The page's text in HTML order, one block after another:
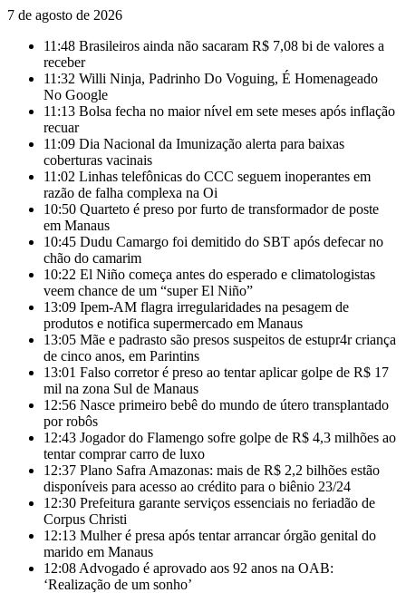
7 de agosto de 2026
11:48 Brasileiros ainda não sacaram R$ 7,08 bi de valores a
receber
11:32 Willi Ninja, Padrinho Do Voguing, É Homenageado
No Google
11:13 Bolsa fecha no maior nível em sete meses após inflação
recuar
11:09 Dia Nacional da Imunização alerta para baixas
coberturas vacinais
11:02 Linhas telefônicas do CCC seguem inoperantes em
razão de falha complexa na Oi
10:50 Quarteto é preso por furto de transformador de poste
em Manaus
10:45 Dudu Camargo foi demitido do SBT após defecar no
chão do camarim
10:22 El Niño começa antes do esperado e climatologistas
veem chance de um “super El Niño”
13:09 Ipem-AM flagra irregularidades na pesagem de
produtos e notifica supermercado em Manaus
13:05 Mãe e padrasto são presos suspeitos de estupr4r criança
de cinco anos, em Parintins
13:01 Falso corretor é preso ao tentar aplicar golpe de R$ 17
mil na zona Sul de Manaus
12:56 Nasce primeiro bebê do mundo de útero transplantado
por robôs
12:43 Jogador do Flamengo sofre golpe de R$ 4,3 milhões ao
tentar comprar carro de luxo
12:37 Plano Safra Amazonas: mais de R$ 2,2 bilhões estão
disponíveis para acesso ao crédito para o biênio 23/24
12:30 Prefeitura garante serviços essenciais no feriadão de
Corpus Christi
12:13 Mulher é presa após tentar arrancar órgão genital do
marido em Manaus
12:08 Advogado é aprovado aos 92 anos na OAB:
‘Realização de um sonho’